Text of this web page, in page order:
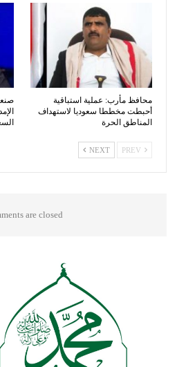
محافظ مأرب: عملية استباقية
أحبطت مخططا سعوديا لاستهداف
المناطق الحرة
NEXT
are closed.